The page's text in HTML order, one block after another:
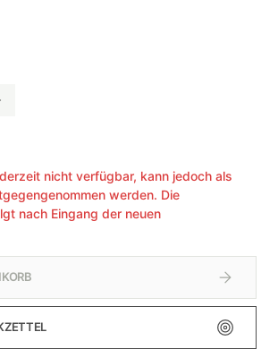
nicht verfügbar, kann jedoch als
werden. Die
nach Eingang der neuen